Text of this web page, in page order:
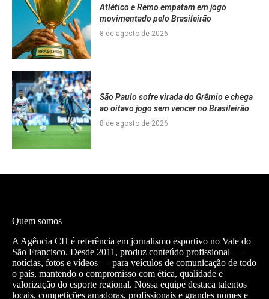
Atlético e Remo empatam em jogo
movimentado pelo Brasileirão
8 de agosto de 2026
São Paulo sofre virada do Grêmio e chega
ao oitavo jogo sem vencer no Brasileirão
8 de agosto de 2026
Quem somos
A Agência CH é referência em jornalismo esportivo no Vale do
São Francisco. Desde 2011, produz conteúdo profissional —
notícias, fotos e vídeos — para veículos de comunicação de todo
o país, mantendo o compromisso com ética, qualidade e
valorização do esporte regional. Nossa equipe destaca talentos
locais, competições amadoras, profissionais e grandes nomes e